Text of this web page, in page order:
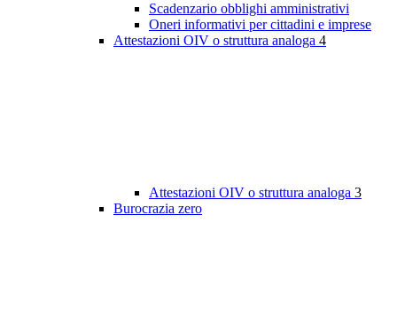
Scadenzario obblighi amministrativi
Oneri informativi per cittadini e imprese
Attestazioni OIV o struttura analoga 4
Attestazioni OIV o struttura analoga 3
Burocrazia zero